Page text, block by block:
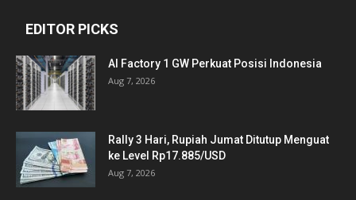
EDITOR PICKS
AI Factory 1 GW Perkuat Posisi Indonesia
Aug 7, 2026
Rally 3 Hari, Rupiah Jumat Ditutup Menguat
ke Level Rp17.885/USD
Aug 7, 2026